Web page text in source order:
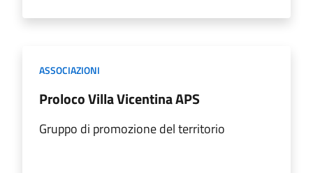
ASSOCIAZIONI
Proloco Villa Vicentina APS
Gruppo di promozione del territorio